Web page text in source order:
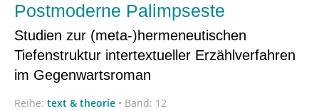
Postmoderne Palimpseste
Studien zur (meta-)hermeneutischen
Tiefenstruktur intertextueller Erzählverfahren
im Gegenwartsroman
Reihe: text & theorie • Band: 12